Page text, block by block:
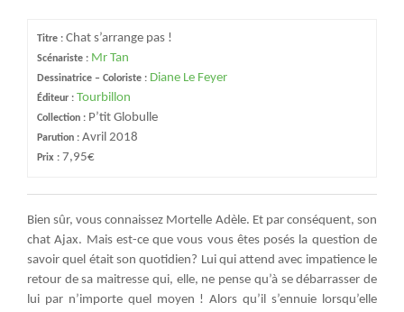
Titre : Chat s’arrange pas !
Scénariste : Mr Tan
Dessinatrice – Coloriste : Diane Le Feyer
Éditeur : Tourbillon
Collection : P’tit Globulle
Parution : Avril 2018
Prix : 7,95€
Bien sûr, vous connaissez Mortelle Adèle. Et par conséquent, son
chat Ajax. Mais est-ce que vous vous êtes posés la question de
savoir quel était son quotidien? Lui qui attend avec impatience le
retour de sa maitresse qui, elle, ne pense qu’à se débarrasser de
lui par n’importe quel moyen ! Alors qu’il s’ennuie lorsqu’elle